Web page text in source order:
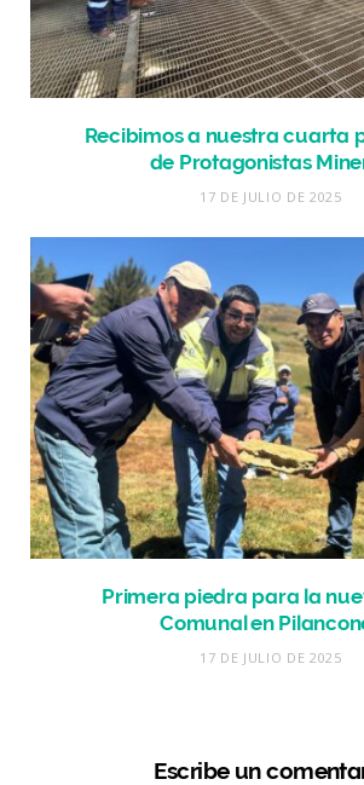
Recibimos a nuestra cuarta
de Protagonistas
17 DE JULIO DE 2025
Primera piedra para la
Comunal en
17 DE JULIO DE 2025
Escribe un